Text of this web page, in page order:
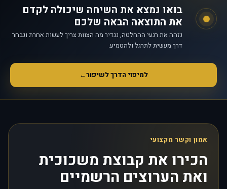
בואו נמצא את השיחה שיכולה לקדם
את התוצאה הבאה שלכם
נזהה את רגעי ההחלטה, נגדיר מה הצוות צריך לעשות אחרת ונבחר
דרך מעשית לתרגל ולהטמיע.
למיפוי הדרך לשיפור←
אמון וקשר מקצועי
הכירו את קבוצת משכוכית
ואת הערוצים הרשמיים